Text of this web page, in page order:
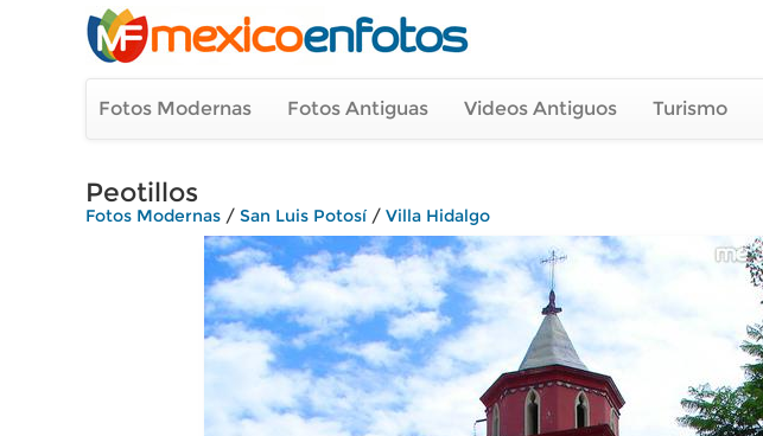
Fotos Modernas Fotos Antiguas Videos Antiguos Turismo
Peotillos
Fotos Modernas / San Luis Potosí / Villa Hidalgo